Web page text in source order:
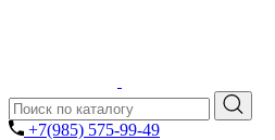
+7(985) 575-99-49